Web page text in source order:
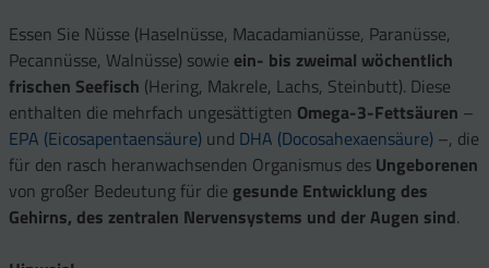
Essen Sie Nüsse (Haselnüsse, Macadamianüsse, Paranüsse,
Pecannüsse, Walnüsse) sowie ein- bis zweimal wöchentlich
frischen Seefisch (Hering, Makrele, Lachs, Steinbutt). Diese
enthalten die mehrfach ungesättigten Omega-3-Fettsäuren –
EPA (Eicosapentaen­säure) und DHA (Docosahexaensäure) –, die
für den rasch heranwachsenden Organismus des Ungeborenen
von großer Bedeutung für die gesunde Ent­wicklung des
Gehirns, des zentra­len Nervensystems und der Augen sind.